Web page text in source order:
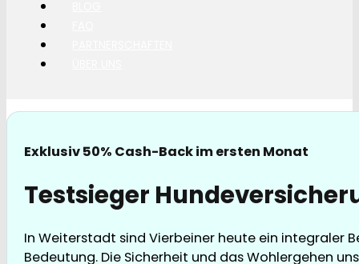
Exklusiv 50% Cash-Back im ersten Monat
Testsieger
In Weiterstadt sind Vierbeiner heute ein integraler
Bedeutung. Die Sicherheit und das Wohlergehen